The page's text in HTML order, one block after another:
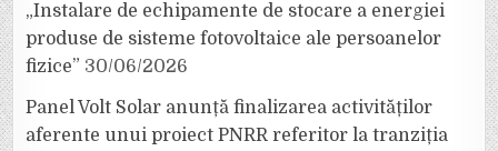
„Instalare de echipamente de stocare a energiei
produse de sisteme fotovoltaice ale persoanelor
fizice” 30/06/2026
Panel Volt Solar anunță finalizarea activităților
aferente unui proiect PNRR referitor la tranziția